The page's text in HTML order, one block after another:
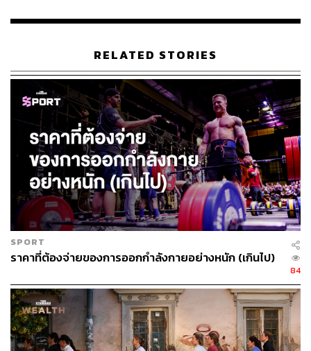
What is it?
เราอาจจะคุ้นเคยกับกีฬาประเภท Tennis และPickleballมา
บ้าง แต่ Padel Tennis (ปาเดล เทนนิส)ล่ะแตกต่างอย่างไร
“บอกผมหน่อยว่าคุณเห็นอะไรในสนาม”Gustavo Oriolหรือ
Gio โค้ชประจำสนาม และผู้ก่อตั้งPadel Asiaถามเรา
“คอร์ต เน็ต กระจก… นั่นแหละความต่าง” Gio ตอบอย่างเรียบ
ง่ายเมื่อเราเอ่ยถึงกระจก
Padel Tennis เป็นกีฬาที่ผสมผสานเทคนิคระหว่าง Tennis
และ Squash ซึ่งจุดเด่นอยู่ที่สนามที่ล้อมด้วยกระจกทั้ง 4 ด้าน
ทำให้เราสามารถตีลูกสะท้อนกระจกเพิ่มความสนุกเร้าใจให้
เกมยิ่งขึ้น
RELATED STORIES
SPORT
ราคาที่ต้องจ่ายของการออกกำลังกายอย่างหนัก (เกินไป)
84